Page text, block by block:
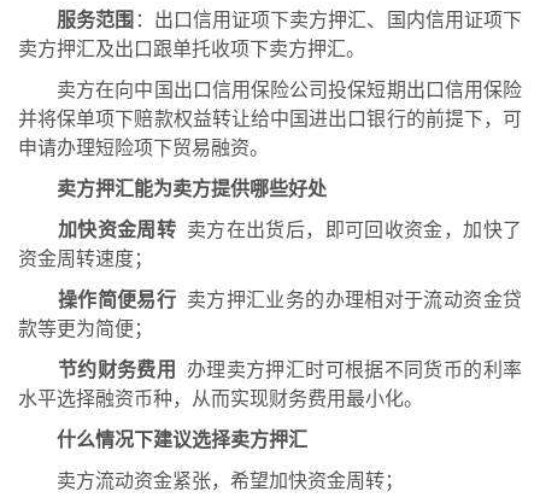
服务范围 ：出口信用证项下卖方押汇、国内信用证项下
卖方押汇及出口跟单托收项下卖方押汇。
卖方在向中国出口信用保险公司投保短期出口信用保险
并将保单项下赔款权益转让给中国进出口银行的前提下，可
申请办理短险项下贸易融资。
卖方押汇能为卖方提供哪些好处
加快资金周转 卖方在出货后，即可回收资金，加快了
资金周转速度；
操作简便易行 卖方押汇业务的办理相对于流动资金贷
款等更为简便；
节约财务费用
办理卖方押汇时可根据不同货币的利率
水平选择融资币种，从而实现财务费用最小化。
什么情况下建议选择卖方押汇
卖方流动资金紧张，希望加快资金周转；